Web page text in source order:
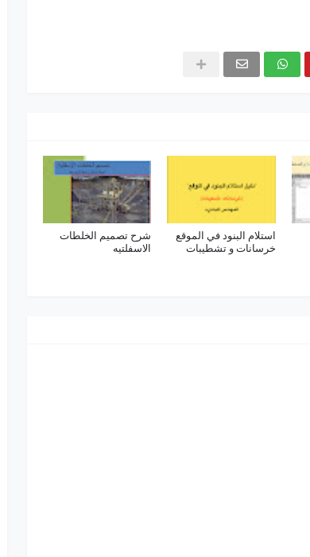
استلام البنود في الموقع
خرسانات و تشطيبات
شرح تصميم الخلطات
الاسفلتيه